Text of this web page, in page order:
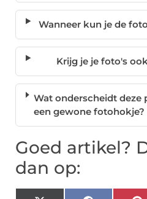
Wanneer kun je de
Krijg je je foto's
Wat onderscheidt deze
een gewone fotohokje?
Goed artikel?
dan op: